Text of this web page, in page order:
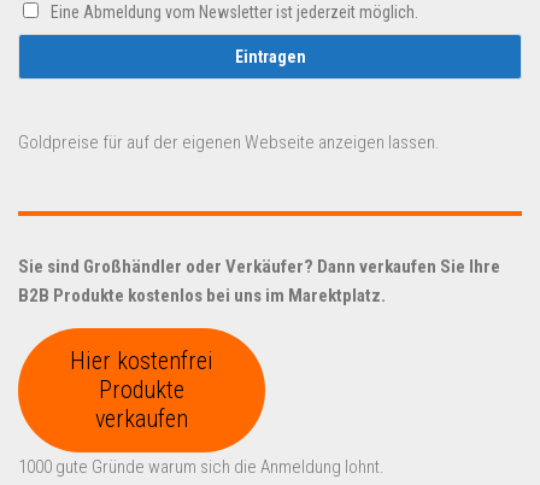
Eine Abmeldung vom Newsletter ist jederzeit möglich.
Goldpreise für auf der eigenen Webseite anzeigen lassen.
Sie sind Großhändler oder Verkäufer? Dann verkaufen Sie Ihre
B2B Produkte kostenlos bei uns im Marektplatz.
Hier kostenfrei
Produkte
verkaufen
1000 gute Gründe warum sich die Anmeldung lohnt.